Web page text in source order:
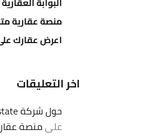
منصة عقارية
اعرض عقارك
اخر التعليقات
حول شركة Gate Masr Real Estate - بوابة مصر العقارية
علىمنصة